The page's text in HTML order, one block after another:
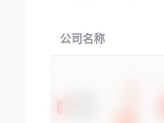
公司名称